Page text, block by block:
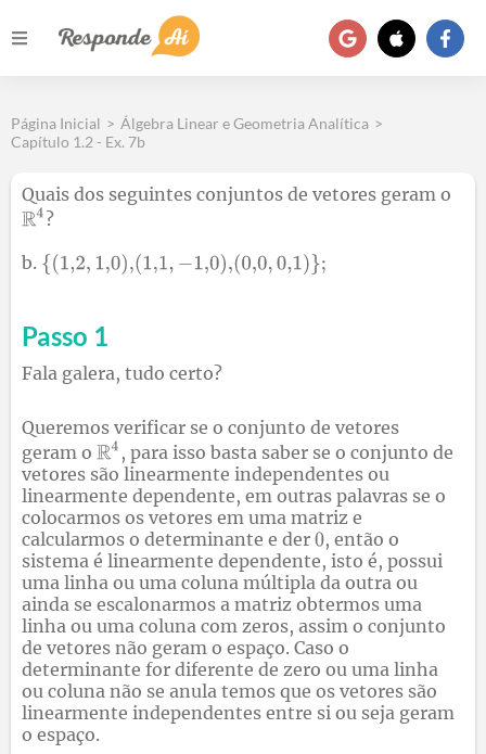
Página Inicial > Álgebra Linear e Geometria Analítica >
Capítulo 1.2 - Ex. 7b
Quais dos seguintes conjuntos de vetores geram o
?
b.
Passo 1
Fala galera, tudo certo?
Queremos verificar se o conjunto de vetores
geram o
, para isso basta saber se o conjunto de
vetores são linearmente independentes ou
linearmente dependente, em outras palavras se o
colocarmos os vetores em uma matriz e
calcularmos o determinante e der
, então o
sistema é linearmente dependente, isto é, possui
uma linha ou uma coluna múltipla da outra ou
ainda se escalonarmos a matriz obtermos uma
linha ou uma coluna com zeros, assim o conjunto
de vetores não geram o espaço. Caso o
determinante for diferente de zero ou uma linha
ou coluna não se anula temos que os vetores são
linearmente independentes entre si ou seja geram
o espaço.